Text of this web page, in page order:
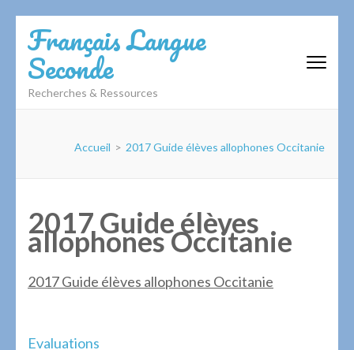
au
contenu
(Pressez
Entrée)
Français Langue
Seconde
Recherches & Ressources
Accueil > 2017 Guide élèves allophones Occitanie
2017 Guide élèves
allophones Occitanie
2017 Guide élèves allophones Occitanie
Navigation
Evaluations